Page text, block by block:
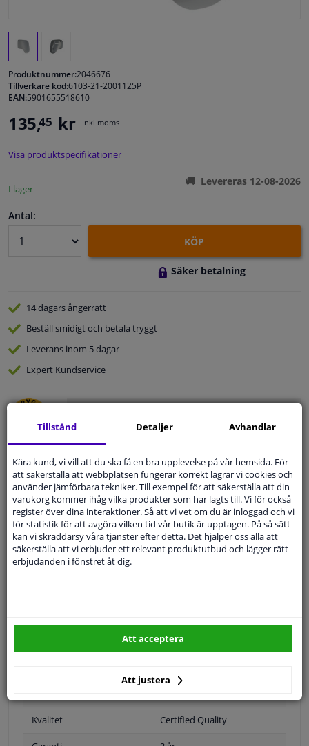
Fönster & Tillbehör
Bilvård & Tillbehör
Sensorer & Elsystem
Produktnummer:2046676
Tillverkare kod:6103-21-2001125P
EAN:5901655518610
135,45 kr Inkl moms
Visa produktspecifikationer
I lager
Levereras 12-08-2026
Antal:
KÖP
Säker betalning
14 dagarsångerrätt
Beställ smidigt och betala tryggt
Leverans inom 5 dagar
Expert Kundservice
Ställ din fråga hos våra produktspecialister.
Modellmatchande garanti, Hitta rätt bildelar.
Fyll i ditt registreringsnummer ellerVälj din bil.
SÖK
Kvalitet Certified Quality
Tillstånd Detaljer Avhandlar
Kära kund, vi vill att du ska få en bra upplevelse på vår hemsida. För
att säkerställa att webbplatsen fungerar korrekt lagrar vi cookies och
använder jämförbara tekniker. Till exempel för att säkerställa att din
varukorg kommer ihåg vilka produkter som har lagts till. Vi för också
register över dina interaktioner. Så att vi vet om du är inloggad och vi
för statistik för att avgöra vilken tid vår butik är upptagen. På så sätt
kan vi skräddarsy våra tjänster efter detta. Det hjälper oss alla att
säkerställa att vi erbjuder ett relevant produktutbud och lägger rätt
erbjudanden i fönstret åt dig.
Att justera
Att acceptera